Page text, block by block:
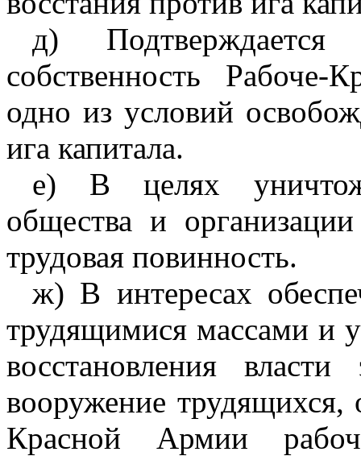
д)
собственность Рабоче-
одно из условий
ига капитала.
е) В целях
общества и
трудовая повинность.
ж) В интересах
трудящимися массами и
восстановления власти
вооружение трудящихся,
Красной Армии